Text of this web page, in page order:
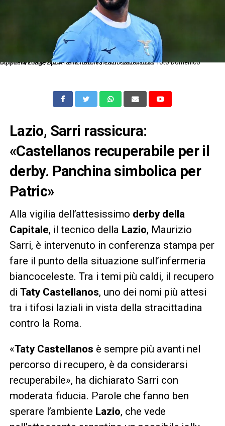
Dc Roma 20/07/2025 - amichevole / Lazio-Lazio U20 / foto Domenico Cippitelli/Image Sport nella foto: Valentin Castellanos
Lazio, Sarri rassicura:
«Castellanos recuperabile per il
derby. Panchina simbolica per
Patric»
Alla vigilia dell’attesissimo derby della
Capitale, il tecnico della Lazio, Maurizio
Sarri, è intervenuto in conferenza stampa per
fare il punto della situazione sull’infermeria
biancoceleste. Tra i temi più caldi, il recupero
di Taty Castellanos, uno dei nomi più attesi
tra i tifosi laziali in vista della stracittadina
contro la Roma.
«Taty Castellanos è sempre più avanti nel
percorso di recupero, è da considerarsi
recuperabile», ha dichiarato Sarri con
moderata fiducia. Parole che fanno ben
sperare l’ambiente Lazio, che vede